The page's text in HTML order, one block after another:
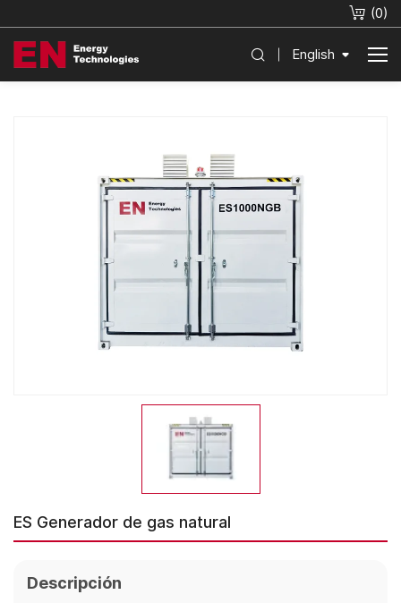
(0)
English
ES Generador de gas natural
Descripción